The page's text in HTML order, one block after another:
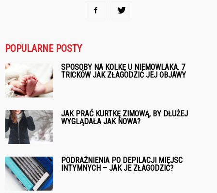
POPULARNE POSTY
SPOSOBY NA KOLKĘ U NIEMOWLAKA. 7
TRICKÓW JAK ZŁAGODZIĆ JEJ OBJAWY
JAK PRAĆ KURTKĘ ZIMOWĄ, BY DŁUŻEJ
WYGLĄDAŁA JAK NOWA?
PODRAŻNIENIA PO DEPILACJI MIEJSC
INTYMNYCH – JAK JE ZŁAGODZIĆ?